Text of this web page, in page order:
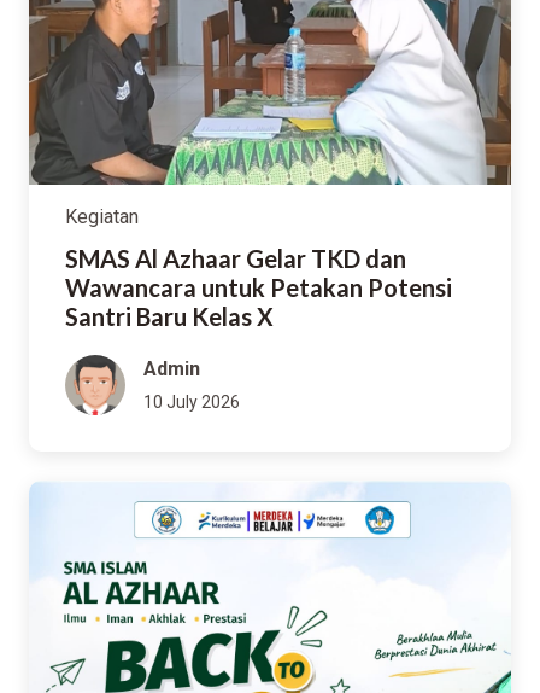
Kegiatan
SMAS Al Azhaar Gelar TKD dan
Wawancara untuk Petakan Potensi
Santri Baru Kelas X
Admin
10 July 2026